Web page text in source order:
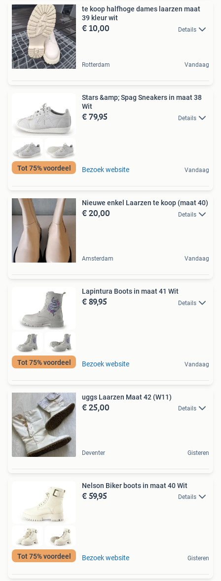
te koop halfhoge dames laarzen maat
39 kleur wit
€ 10,00 Details
Rotterdam Vandaag
Tot 75% voordeel
Stars &amp; Spag Sneakers in maat 38
Wit
€ 79,95 Details
Bezoek website Vandaag
Nieuwe enkel Laarzen te koop (maat 40)
€ 20,00 Details
Amsterdam Vandaag
Tot 75% voordeel
Lapintura Boots in maat 41 Wit
€ 89,95 Details
Bezoek website Vandaag
uggs Laarzen Maat 42 (W11)
€ 25,00 Details
Deventer Gisteren
Tot 75% voordeel
Nelson Biker boots in maat 40 Wit
€ 59,95 Details
Bezoek website Gisteren